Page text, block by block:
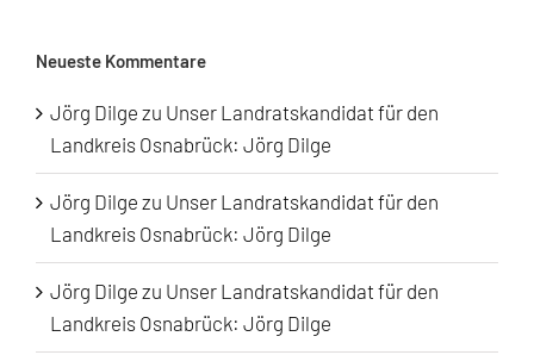
Neueste Kommentare
Jörg Dilge zu Unser Landratskandidat für den
Landkreis Osnabrück: Jörg Dilge
Jörg Dilge zu Unser Landratskandidat für den
Landkreis Osnabrück: Jörg Dilge
Jörg Dilge zu Unser Landratskandidat für den
Landkreis Osnabrück: Jörg Dilge